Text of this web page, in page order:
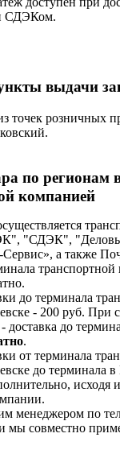
СДЭКом.
выдачи
точек розничных
по регионам
компанией
"СДЭК",
а также
до терминала
- 200 руб. При
доставка до
.
от терминала
до терминала
исходя
менеджером по
мы совместно